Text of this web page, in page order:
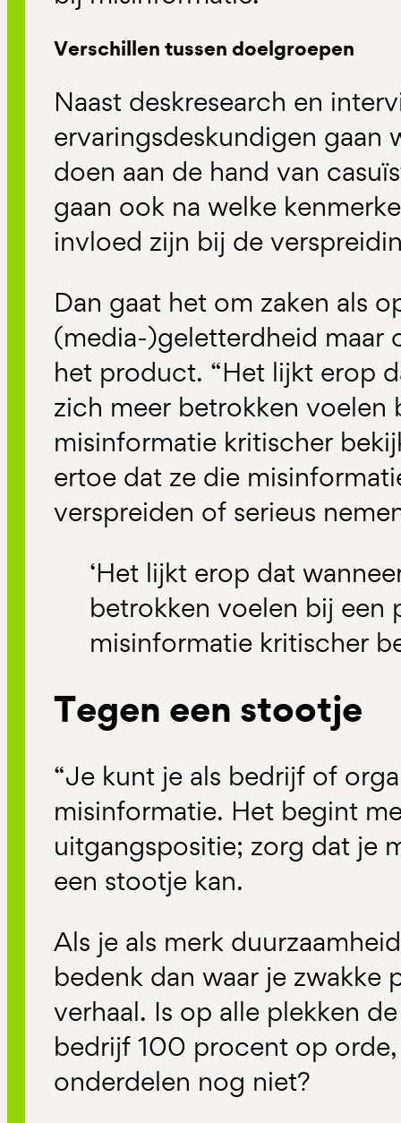
Verschillen tussen doelgroepen
Naast deskresearch en
ervaringsdeskundigen gaan
doen aan de hand van
gaan ook na welke
invloed zijn bij de
Dan gaat het om zaken als
(media-)geletterdheid maar
het product. “Het lijkt erop
zich meer betrokken voelen
misinformatie kritischer
ertoe dat ze die
verspreiden of serieus
‘Het lijkt erop dat
betrokken voelen bij een
misinformatie kritischer
Tegen een stootje
“Je kunt je als bedrijf of
misinformatie. Het begint
uitgangspositie; zorg dat je
een stootje kan.
Als je als merk
bedenk dan waar je zwakke
verhaal. Is op alle plekken
bedrijf 100 procent op
onderdelen nog niet?